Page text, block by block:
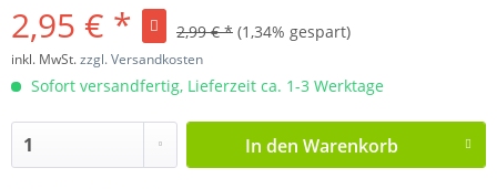
2,95 € * 2,99 € * (1,34% gespart)
inkl. MwSt.zzgl. Versandkosten
Sofort versandfertig, Lieferzeit ca. 1-3 Werktage
In den Warenkorb